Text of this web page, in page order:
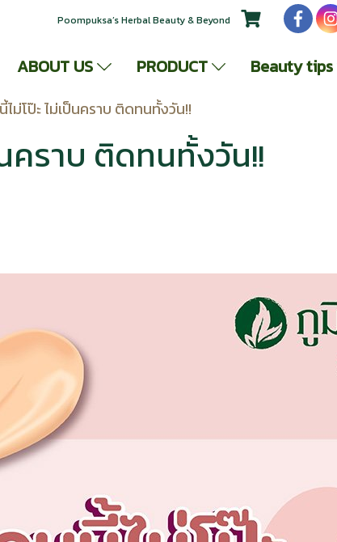
Poompuksa’s Herbal Beauty & Beyond
ABOUT US PRODUCT Beauty tips
ม่โป๊ะ ไม่เป็นคราบ ติดทนทั้งวัน!!
คราบ ติดทนทั้งวัน!!